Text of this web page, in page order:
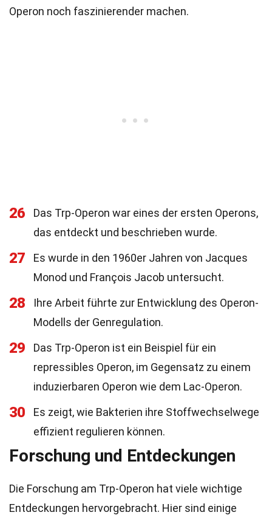
Operon noch faszinierender machen.
26
Das Trp-Operon war eines der ersten Operons,
das entdeckt und beschrieben wurde.
27
Es wurde in den 1960er Jahren von Jacques
Monod und François Jacob untersucht.
28
Ihre Arbeit führte zur Entwicklung des Operon-
Modells der Genregulation.
29
Das Trp-Operon ist ein Beispiel für ein
repressibles Operon, im Gegensatz zu einem
induzierbaren Operon wie dem Lac-Operon.
30
Es zeigt, wie Bakterien ihre Stoffwechselwege
effizient regulieren können.
Forschung und Entdeckungen
Die Forschung am Trp-Operon hat viele wichtige
Entdeckungen hervorgebracht. Hier sind einige